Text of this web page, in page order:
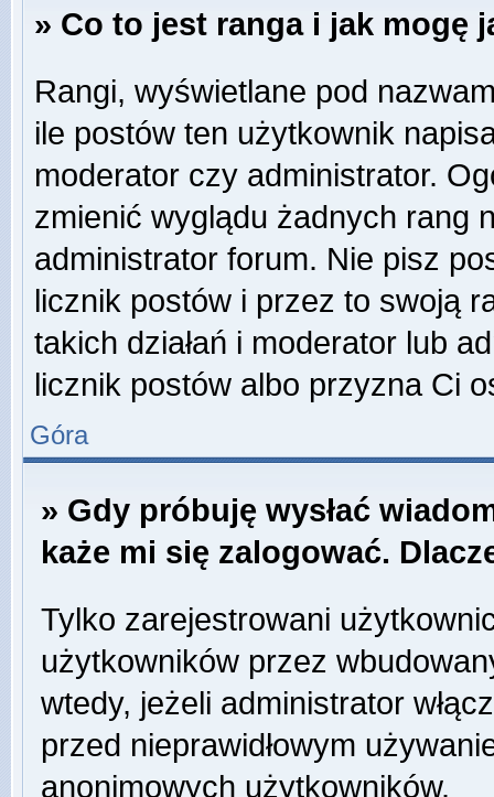
» Co to jest ranga i jak mogę
Rangi, wyświetlane pod
ile postów ten użytkownik
moderator czy administrator.
zmienić wyglądu żadnych rang
administrator forum. Nie pisz
licznik postów i przez to swoją
takich działań i moderator lub
licznik postów albo przyzna Ci
Góra
» Gdy próbuję wysłać
każe mi się zalogować.
Tylko zarejestrowani
użytkowników przez
wtedy, jeżeli administrator
przed nieprawidłowym
anonimowych użytkowników.